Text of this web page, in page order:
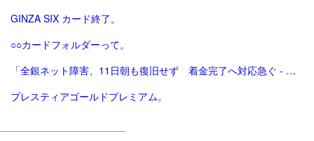
GINZA SIX カード終了。
○○カードフォルダーって。
「全銀ネット障害、11日朝も復旧せず 着金完了へ対応急ぐ - 日本経済新聞」
プレスティアゴールドプレミアム。